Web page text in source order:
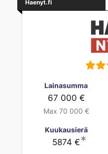
Haenyt.fi
Lainasumma
67 000 €
Max 70 000 €
Kuukausierä
5874 €∗